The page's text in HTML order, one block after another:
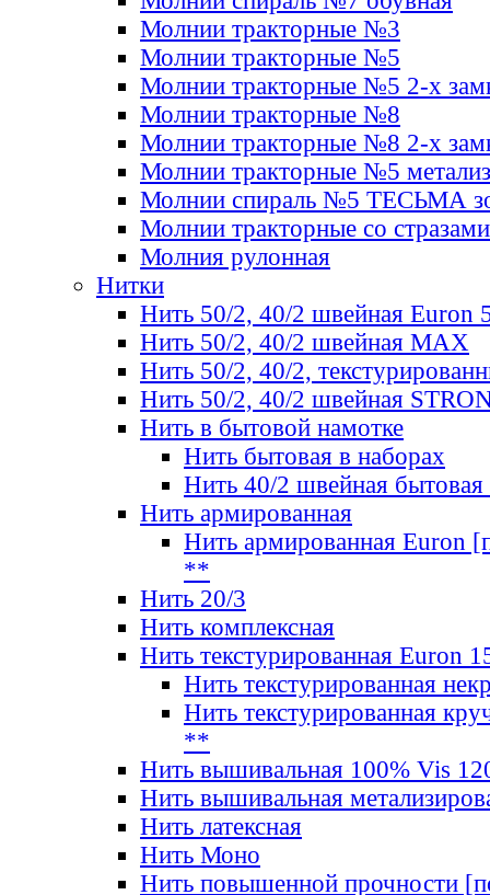
Молнии тракторные №3
Молнии тракторные №5
Молнии тракторные №5 2-х
Молнии тракторные №8
Молнии тракторные №8 2-х
Молнии тракторные №5
Молнии спираль №5 ТЕСЬМА
Молнии тракторные со стразами
Молния рулонная
Нитки
Нить 50/2, 40/2 швейная Euron
Нить 50/2, 40/2 швейная МАХ
Нить 50/2, 40/2,
Нить 50/2, 40/2 швейная
Нить в бытовой намотке
Нить бытовая в наборах
Нить 40/2 швейная бытовая
Нить армированная
Нить армированная Euron
**
Нить 20/3
Нить комплексная
Нить текстурированная Euron
Нить текстурированная
Нить текстурированная
**
Нить вышивальная 100% Vis
Нить вышивальная
Нить латексная
Нить Моно
Нить повышенной прочности